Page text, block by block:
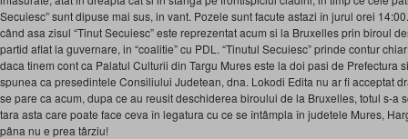
Secuiesc” sunt dipuse mai sus, in vant. Pozele sunt facute astazi în jurul orei
când asa zisul “Tinut Secuiesc” este reprezentat acum si la Bruxelles prin biroul
partid aflat la guvernare, in “coalitie” cu PDL. “Tinutul Secuiesc” prinde contur
daca tinem cont ca Palatul Culturii din Targu Mures este la doi pasi de Prefectura
spunea ca presedintele Consiliului Judetean, dna. Lokodi Edita nu ar fi acceptat
se pare ca acum, dupa ce au reusit deschiderea biroului de la Bruxelles, totul s-a
tara asta care poate face ceva în legatura cu ce se întâmpla în judetele Mures,
pâna nu e prea târziu!